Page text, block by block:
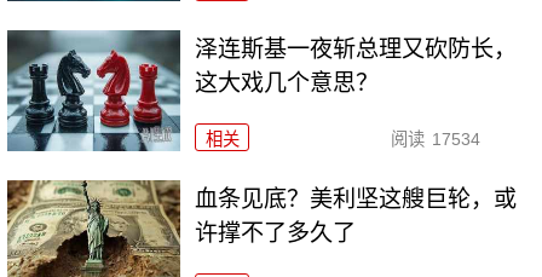
泽连斯基一夜斩总理又砍防长，
这大戏几个意思？
相关 阅读 17534
血条见底？美利坚这艘巨轮，或
许撑不了多久了